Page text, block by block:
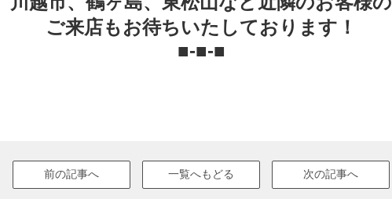
ご来店もお待ちいたしております！
■-■-■
前の記事へ 次の記事へ
一覧へもどる